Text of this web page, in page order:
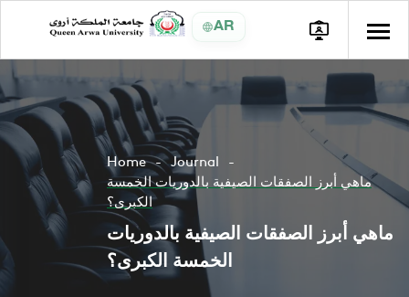
AR
Home
Journal
ماهي أبرز الصفقات الصيفية بالدوريات الخمسة
الكبرى؟
ماهي أبرز الصفقات الصيفية بالدوريات
الخمسة الكبرى؟